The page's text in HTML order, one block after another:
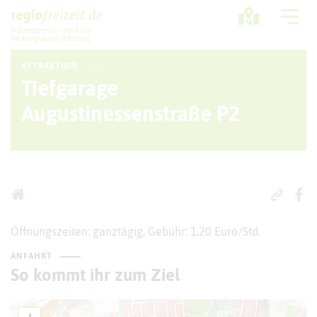
Freizeittipps für den Kreis
Recklinghausen & Bottrop
Sport + Bewegung
ATTRAKTION
Tiefgarage
Augustinessenstraße P2
Öffnungszeiten: ganztägig, Gebühr: 1,20 Euro/Std.
ANFAHRT
So kommt ihr zum Ziel